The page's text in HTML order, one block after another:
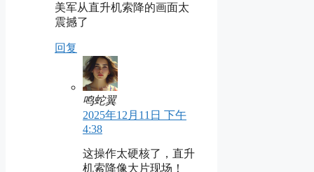
美军从直升机索降的画面太
震撼了
回复
鸣蛇翼
2025年12月11日 下午
4:38
这操作太硬核了，直升
机索降像大片现场！